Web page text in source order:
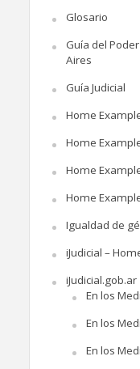
Glosario
Guía del
Aires
Guía Judicial
Home
Home
Home
Home
Igualdad de
iJudicial –
En los
En los
En los